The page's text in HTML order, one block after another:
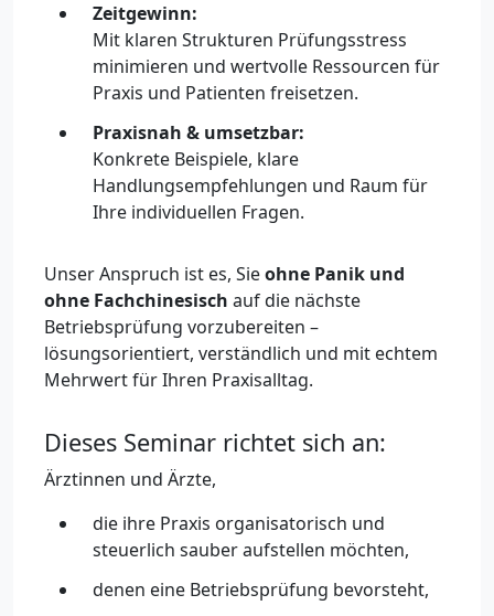
Zeitgewinn:
Mit klaren Strukturen Prüfungsstress
minimieren und wertvolle Ressourcen für
Praxis und Patienten freisetzen.
Praxisnah & umsetzbar:
Konkrete Beispiele, klare
Handlungsempfehlungen und Raum für
Ihre individuellen Fragen.
Unser Anspruch ist es, Sieohne Panik und
ohne Fachchinesisch auf die nächste
Betriebsprüfung vorzubereiten –
lösungsorientiert, verständlich und mit echtem
Mehrwert für Ihren Praxisalltag.
Dieses Seminar richtet sich an:
Ärztinnen und Ärzte,
die ihre Praxis organisatorisch und
steuerlich sauber aufstellen möchten,
denen eine Betriebsprüfung bevorsteht,